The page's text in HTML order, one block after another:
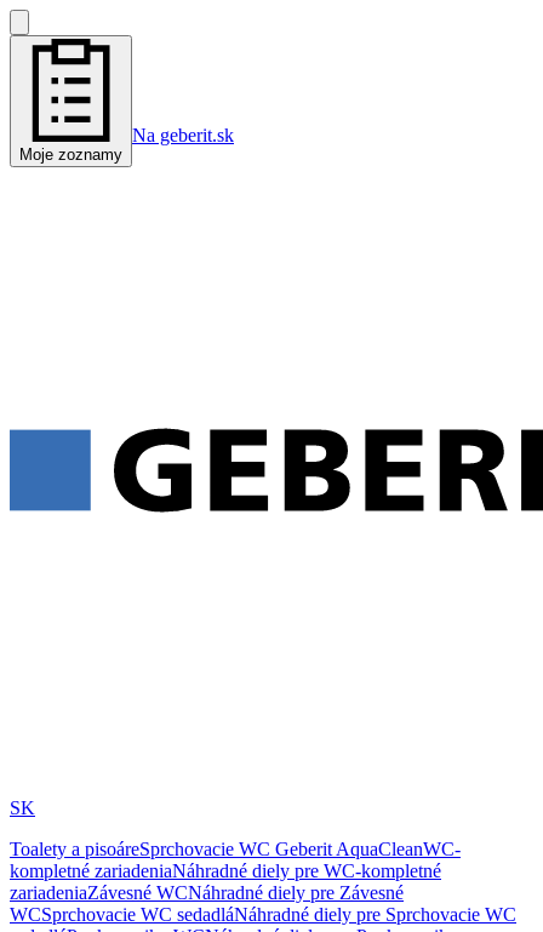
Moje zoznamy
Na geberit.sk
SK
Toalety a pisoáreSprchovacie WC Geberit AquaCleanWC-
kompletné zariadeniaNáhradné diely pre WC-kompletné
zariadeniaZávesné WCNáhradné diely pre Závesné
WCSprchovacie WC sedadláNáhradné diely pre Sprchovacie WC